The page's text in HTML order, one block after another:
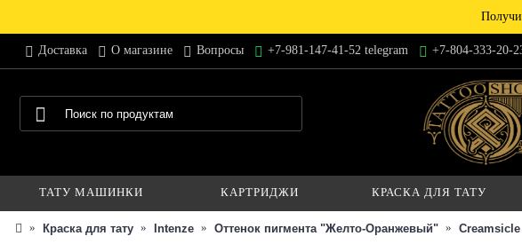
Получи
Доставка О магазине Вопросы +7-981-147-41-52 telegram +7-804-333-20-
ТАТУ МАШИНКИ КАРТРИДЖИ КРАСКА ДЛЯ ТАТУ
Краска для тату Intenze Оттенок пигмента "Желто-Оранжевый"